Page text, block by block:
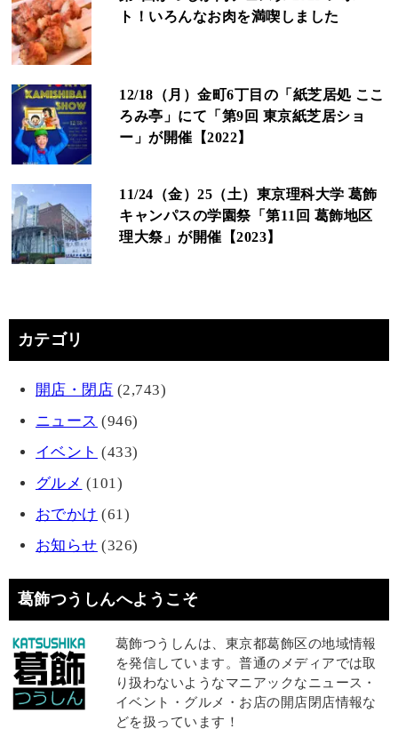
ト！いろんなお肉を満喫しました
12/18（月）金町6丁目の「紙芝居処 ここ
ろみ亭」にて「第9回 東京紙芝居ショ
ー」が開催【2022】
11/24（金）25（土）東京理科大学 葛飾
キャンパスの学園祭「第11回 葛飾地区
理大祭」が開催【2023】
カテゴリ
開店・閉店 (2,743)
ニュース (946)
イベント (433)
グルメ (101)
おでかけ (61)
お知らせ (326)
葛飾つうしんへようこそ
葛飾つうしんは、東京都葛飾区の地域情報
を発信しています。普通のメディアでは取
り扱わないようなマニアックなニュース・
イベント・グルメ・お店の開店閉店情報な
どを扱っています！